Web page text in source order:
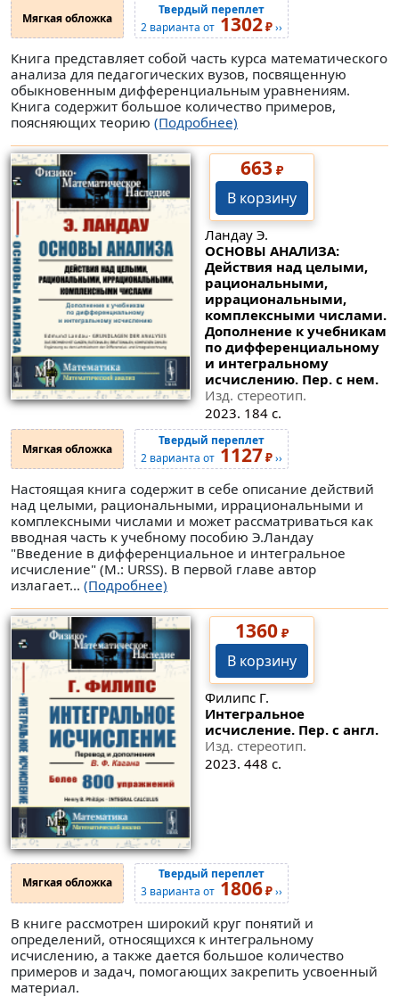
Мягкая обложка
Твердый переплет
2 варианта от 1302₽››
Книга представляет собой часть курса математического
анализа для педагогических вузов, посвященную
обыкновенным дифференциальным уравнениям.
Книга содержит большое количество примеров,
поясняющих теорию (Подробнее)
663₽
В корзину
Ландау Э.
ОСНОВЫ АНАЛИЗА:
Действия над целыми,
рациональными,
иррациональными,
комплексными числами.
Дополнение к учебникам
по дифференциальному
и интегральному
исчислению. Пер. с нем.
Изд. стереотип.
2023. 184 с.
Мягкая обложка
Твердый переплет
2 варианта от 1127₽››
Настоящая книга содержит в себе описание действий
над целыми, рациональными, иррациональными и
комплексными числами и может рассматриваться как
вводная часть к учебному пособию Э.Ландау
"Введение в дифференциальное и интегральное
исчисление" (М.: URSS). В первой главе автор
излагает... (Подробнее)
1360₽
В корзину
Филипс Г.
Интегральное
исчисление. Пер. с англ.
Изд. стереотип.
2023. 448 с.
Мягкая обложка
Твердый переплет
3 варианта от 1806₽››
В книге рассмотрен широкий круг понятий и
определений, относящихся к интегральному
исчислению, а также дается большое количество
примеров и задач, помогающих закрепить усвоенный
материал.